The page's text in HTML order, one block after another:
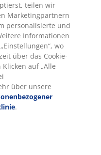
teilen wir
Marketingpartnern
personalisierte und
Informationen
wo
über das Cookie-
auf „Alle
über unsere
.